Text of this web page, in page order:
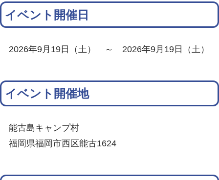
イベント開催日
2026年9月19日（土） ～ 2026年9月19日（土）
イベント開催地
能古島キャンプ村
福岡県福岡市西区能古1624